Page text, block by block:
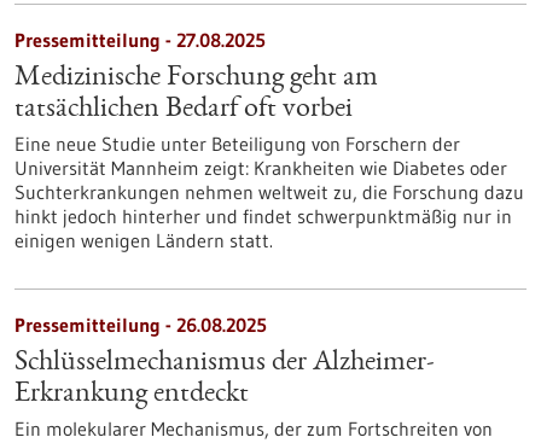
Pressemitteilung - 27.08.2025
Medizinische Forschung geht am
tatsächlichen Bedarf oft vorbei
Eine neue Studie unter Beteiligung von Forschern der
Universität Mannheim zeigt: Krankheiten wie Diabetes oder
Suchterkrankungen nehmen weltweit zu, die Forschung dazu
hinkt jedoch hinterher und findet schwerpunktmäßig nur in
einigen wenigen Ländern statt.
Pressemitteilung - 26.08.2025
Schlüsselmechanismus der Alzheimer-
Erkrankung entdeckt
Ein molekularer Mechanismus, der zum Fortschreiten von